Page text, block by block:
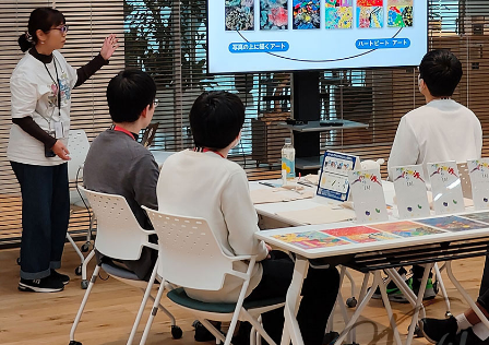
#エンタメ業界のちょっといい話
#サステナブルな取り組み #スタッフが語る
#リクルート